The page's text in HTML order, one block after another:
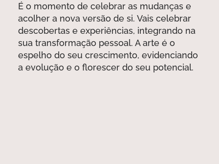
É o momento de celebrar as mudanças e
acolher a nova versão de si. Vais celebrar
descobertas e experiências, integrando na
sua transformação pessoal. A arte é o
espelho do seu crescimento, evidenciando
a evolução e o florescer do seu potencial.